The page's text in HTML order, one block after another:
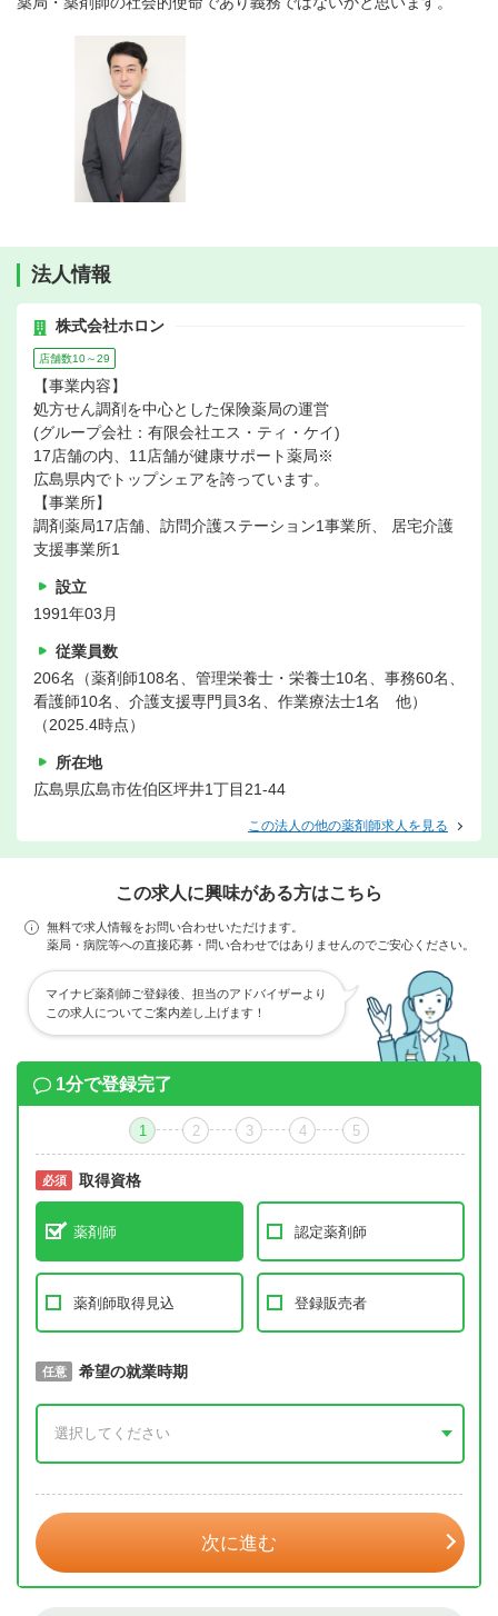
法人情報
株式会社ホロン
店舗数10～29
【事業内容】
処方せん調剤を中心とした保険薬局の運営
(グループ会社：有限会社エス・ティ・ケイ)
17店舗の内、11店舗が健康サポート薬局※
広島県内でトップシェアを誇っています。
【事業所】
調剤薬局17店舗、訪問介護ステーション1事業所、 居宅介護
支援事業所1
設立
1991年03月
従業員数
206名（薬剤師108名、管理栄養士・栄養士10名、事務60名、
看護師10名、介護支援専門員3名、作業療法士1名 他）
（2025.4時点）
所在地
広島県広島市佐伯区坪井1丁目21-44
この法人の他の薬剤師求人を見る
この求人に興味がある方はこちら
無料で求人情報をお問い合わせいただけます。
薬局・病院等への直接応募・問い合わせではありませんのでご安心ください。
マイナビ薬剤師ご登録後、担当のアドバイザーより
この求人についてご案内差し上げます！
1分で登録完了
1 2 3 4 5
必須 取得資格
薬剤師 認定薬剤師
薬剤師取得見込 登録販売者
必須 取得予定年
任意 希望の就業時期
次に進む